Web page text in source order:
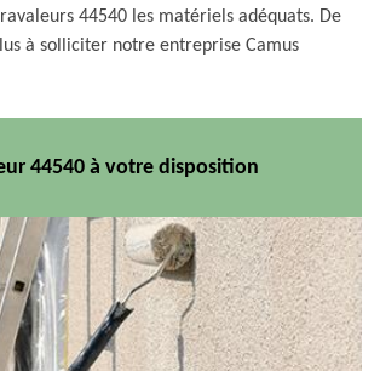
44540 les matériels adéquats. De
à solliciter notre entreprise Camus
44540 à votre disposition